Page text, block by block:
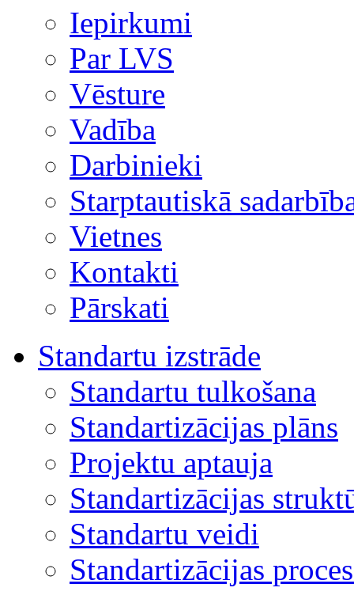
Iepirkumi
Par LVS
Vēsture
Vadība
Darbinieki
Starptautiskā
Vietnes
Kontakti
Pārskati
Standartu izstrāde
Standartu tulkošana
Standartizācijas plāns
Projektu aptauja
Standartizācijas
Standartu veidi
Standartizācijas